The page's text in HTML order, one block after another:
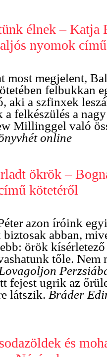
élnek – Katja
nyomok
most megjelent,
felbukkan
aki a szfinxek
felkészülés a
Millinggel való
online
ökrök –
kötetéről
azon íróink
biztosak abban,
örök
tőle. Nem
Lovagoljon
fejest ugrik az
látszik. Bráder
és